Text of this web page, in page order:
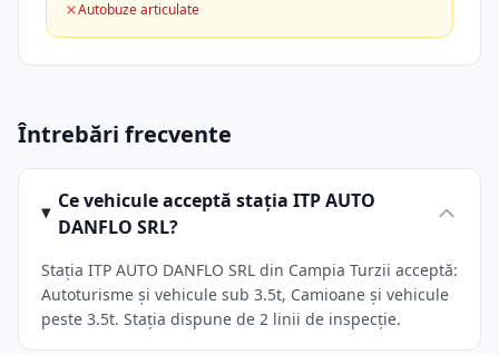
Autobuze articulate
Întrebări frecvente
Ce vehicule acceptă stația ITP AUTO
DANFLO SRL?
Stația ITP AUTO DANFLO SRL din Campia Turzii acceptă:
Autoturisme și vehicule sub 3.5t, Camioane și vehicule
peste 3.5t. Stația dispune de 2 linii de inspecție.